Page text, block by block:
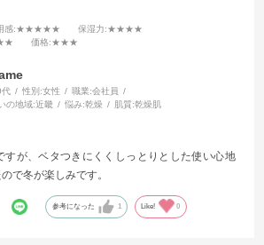
感:★★★★★ 保湿力:★★★★
価格:★★★
性別:女性 職業:会社員
の地域:近畿 悩み:乾燥 肌質:乾燥肌
すが、ベタつきにくくしっとりとした使い心地
で冬が楽しみです。
参考になった 1 Like! 0